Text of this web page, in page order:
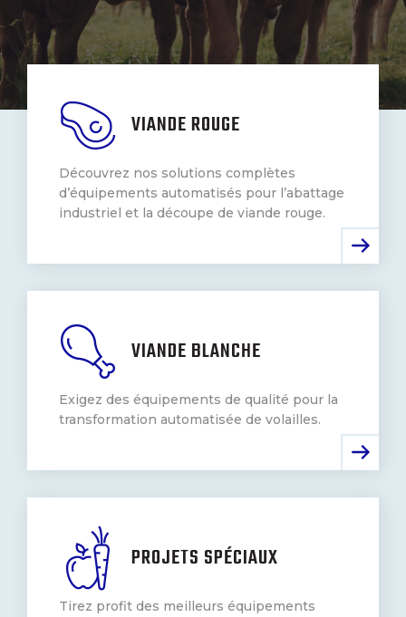
ENGLISH
VIANDE ROUGE
Découvrez nos solutions complètes
d’équipements automatisés pour l’abattage
industriel et la découpe de viande rouge.
VIANDE BLANCHE
Exigez des équipements de qualité pour la
transformation automatisée de volailles.
PROJETS SPÉCIAUX
Tirez profit des meilleurs équipements